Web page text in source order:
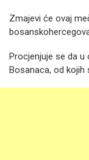
Zmajevi će ovaj
Procjenjuje se da u
Bosanaca, od kojih